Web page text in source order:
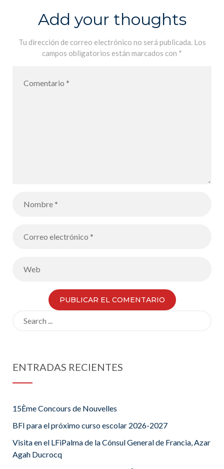
Add your thoughts
Tu dirección de correo electrónico no será publicada. Los
campos obligatorios están marcados con *
ENTRADAS RECIENTES
15Ème Concours de Nouvelles
BFI para el próximo curso escolar 2026-2027
Visita en el LFiPalma de la Cónsul General de Francia, Azar
Agah Ducrocq